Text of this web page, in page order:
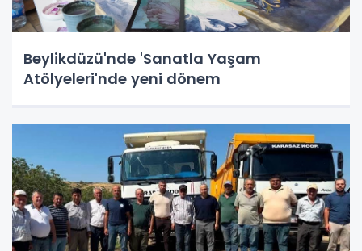
Beylikdüzü'nde 'Sanatla Yaşam
Atölyeleri'nde yeni dönem